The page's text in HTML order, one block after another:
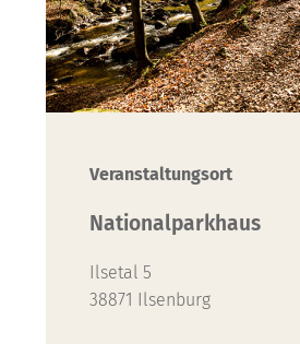
Veranstaltungsort
Nationalparkhaus
Ilsetal 5
38871 Ilsenburg